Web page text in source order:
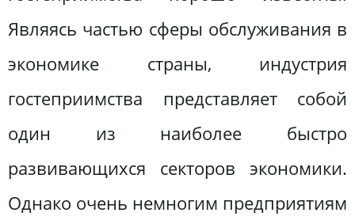
Являясь частью сферы обслуживания в
экономике страны, индустрия
гостеприимства представляет собой
один из наиболее быстро
развивающихся секторов экономики.
Однако очень немногим предприятиям